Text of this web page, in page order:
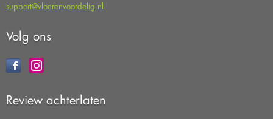
support@vloerenvoordelig.nl
Volg ons
Review achterlaten